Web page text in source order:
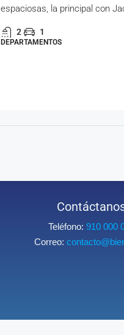
espaciosas, la principal con
2 1
DEPARTAMENTOS
Teléfono: 910 000
Correo: